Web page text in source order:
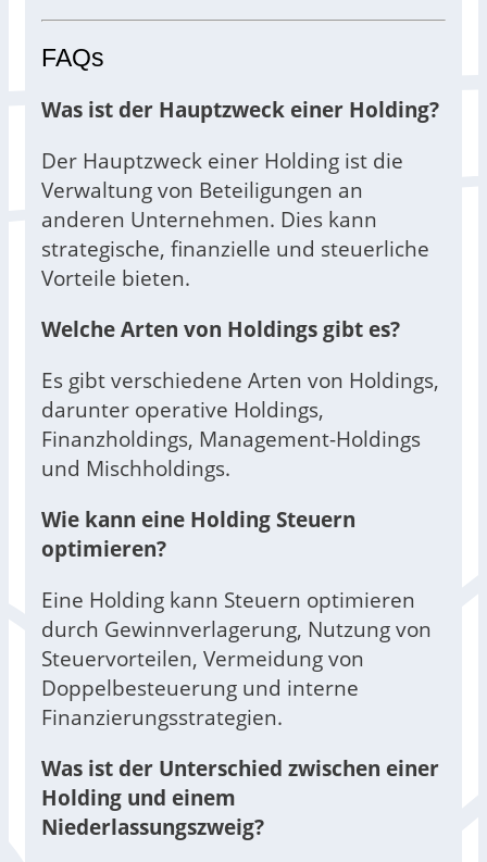
FAQs
Was ist der Hauptzweck einer Holding?
Der Hauptzweck einer Holding ist die
Verwaltung von Beteiligungen an
anderen Unternehmen. Dies kann
strategische, finanzielle und steuerliche
Vorteile bieten.
Welche Arten von Holdings gibt es?
Es gibt verschiedene Arten von Holdings,
darunter operative Holdings,
Finanzholdings, Management-Holdings
und Mischholdings.
Wie kann eine Holding Steuern
optimieren?
Eine Holding kann Steuern optimieren
durch Gewinnverlagerung, Nutzung von
Steuervorteilen, Vermeidung von
Doppelbesteuerung und interne
Finanzierungsstrategien.
Was ist der Unterschied zwischen einer
Holding und einem
Niederlassungszweig?